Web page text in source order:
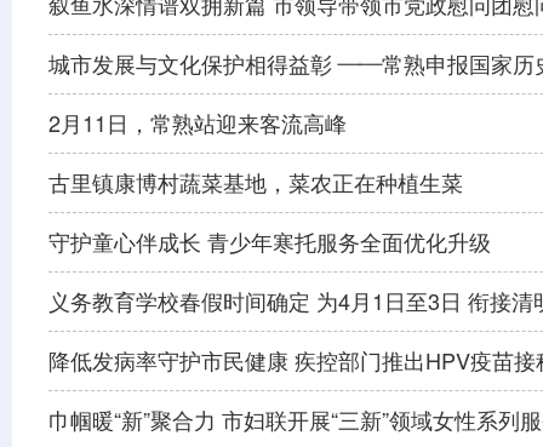
叙鱼水深情谱双拥新篇 市领导带领市党政慰问团慰
城市发展与文化保护相得益彰 ——常熟申报国家历
2月11日，常熟站迎来客流高峰
古里镇康博村蔬菜基地，菜农正在种植生菜
守护童心伴成长 青少年寒托服务全面优化升级
义务教育学校春假时间确定 为4月1日至3日 衔接清
降低发病率守护市民健康 疾控部门推出HPV疫苗接
巾帼暖“新”聚合力 市妇联开展“三新”领域女性系列